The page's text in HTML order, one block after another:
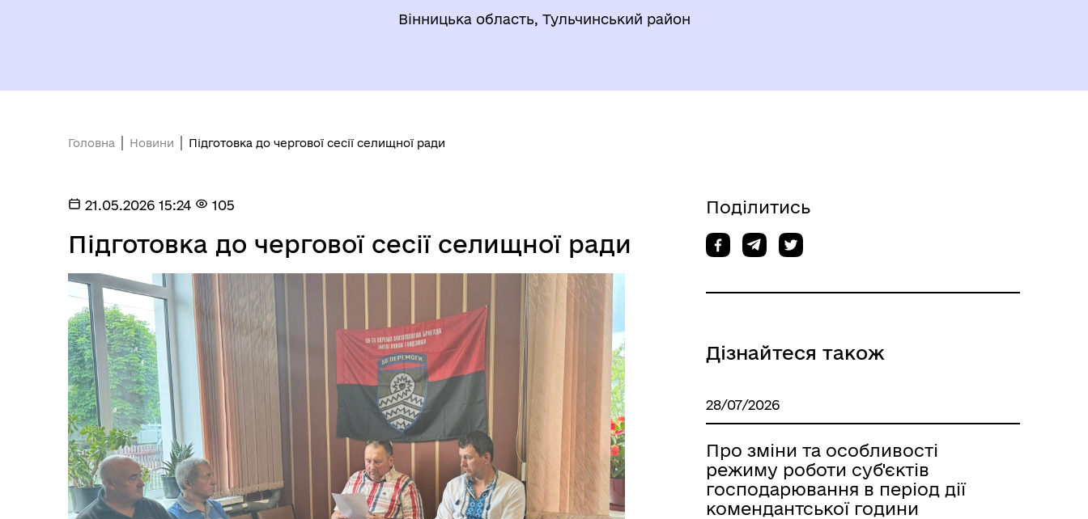
Вінницька область, Тульчинський район
Головна Новини Підготовка до чергової сесії селищної ради
21.05.2026 15:24 105
Підготовка до чергової сесії селищної ради
Поділитись
Дізнайтеся також
28/07/2026
Про зміни та особливості
режиму роботи суб'єктів
господарювання в період дії
комендантської години